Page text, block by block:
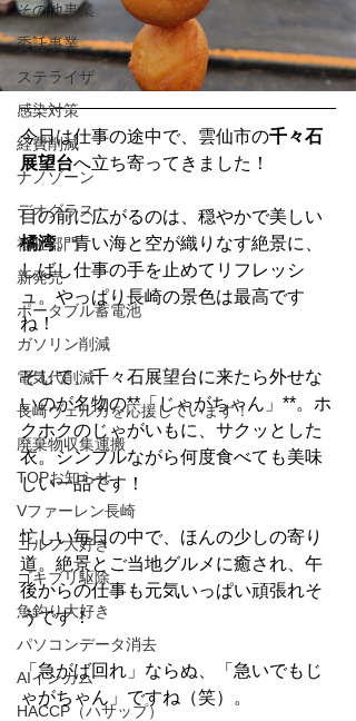
その他事業
委託事業
ステライザ
感染対策
経費削減
ナノゾーン
デオグラス
福祉部門
新発売
ポータブル蓄電池
ガソリン削減
電気代削減
長崎ヴェルカを応援しています！
廃棄物収集運搬
TOPお知らせ
Vファーレン長崎
ゴルフ大好き
ゴキブリ駆除
魚釣り大好き
パソコンデータ消去
AIインカム
HACCP（ハサップ）
今日は仕事の途中で、雲仙市の千々石
展望台へ立ち寄ってきました！
目の前に広がるのは、穏やかで美しい
橘湾。青い海と空が織りなす絶景に、
しばし仕事の手を止めてリフレッシ
ュ。やっぱり長崎の景色は最高です
ね！
そして、千々石展望台に来たら外せな
いのが名物の**「じゃがちゃん」**。ホ
クホクのじゃがいもに、サクッとした
衣。シンプルながら何度食べても美味
しい一品です！
忙しい毎日の中で、ほんの少しの寄り
道。絶景とご当地グルメに癒され、午
後からの仕事も元気いっぱい頑張れそ
うです！
「急がば回れ」ならぬ、「急いでもじ
ゃがちゃん」ですね（笑）。